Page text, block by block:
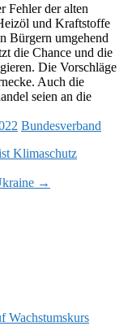
Fehler der alten
und Kraftstoffe
Bürgern umgehend
die Chance und die
Die Vorschläge
Auch die
seien an die
Bundesverband
Klimaschutz
→
Wachstumskurs